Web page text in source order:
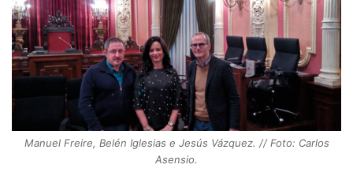
Manuel Freire, Belén Iglesias e Jesús Vázquez. // Foto: Carlos
Asensio.